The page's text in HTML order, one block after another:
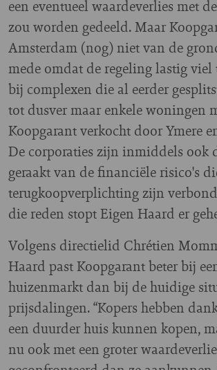
een eventueel waardeverlies met
zou worden gedeeld. Maar
Amsterdam (nog) niet van de
mede omdat de regeling lastig viel
bij complexen die al eerder
tot dusver maar enkele woningen
Koopgarant verkocht door Ymere
De corporaties zijn inmiddels ook
geraakt van de financiële risico's
terugkoopverplichting zijn
die reden stopt Eigen Haard er
Volgens directielid Chrétien
Haard past Koopgarant beter bij
huizenmarkt dan bij de huidige
prijsdalingen. “Kopers hebben
een duurder huis kunnen kopen,
nu ook met een groter